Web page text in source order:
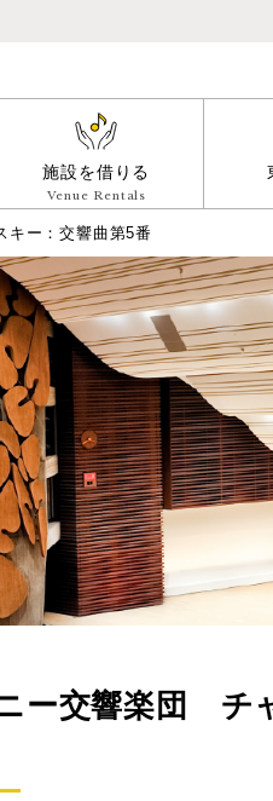
施設を借りる
Venue Rentals
ー：交響曲第5番
ー交響楽団 チ